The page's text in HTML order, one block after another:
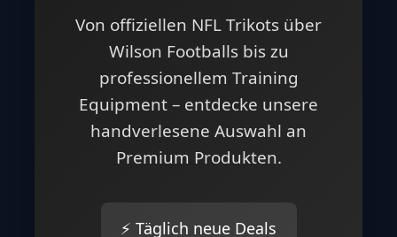
Von offiziellen NFL Trikots über
Wilson Footballs bis zu
professionellem Training
Equipment – entdecke unsere
handverlesene Auswahl an
Premium Produkten.
⚡ Täglich neue Deals